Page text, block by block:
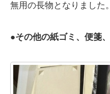
無用の長物となりました
●その他の紙ゴミ、便箋